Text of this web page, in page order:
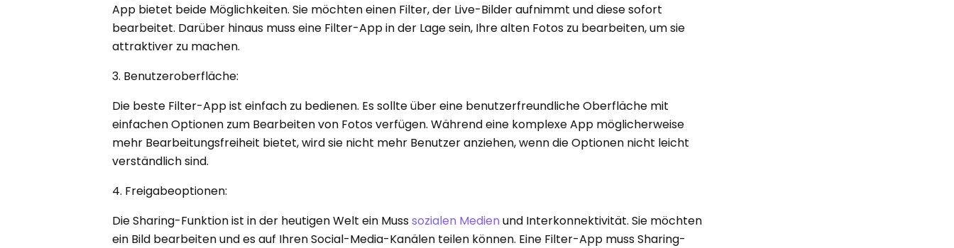
App bietet beide Möglichkeiten. Sie möchten einen Filter, der Live-Bilder aufnimmt und diese sofort
bearbeitet. Darüber hinaus muss eine Filter-App in der Lage sein, Ihre alten Fotos zu bearbeiten, um sie
attraktiver zu machen.
3. Benutzeroberfläche:
Die beste Filter-App ist einfach zu bedienen. Es sollte über eine benutzerfreundliche Oberfläche mit
einfachen Optionen zum Bearbeiten von Fotos verfügen. Während eine komplexe App möglicherweise
mehr Bearbeitungsfreiheit bietet, wird sie nicht mehr Benutzer anziehen, wenn die Optionen nicht leicht
verständlich sind.
4. Freigabeoptionen:
Die Sharing-Funktion ist in der heutigen Welt ein Musssozialen Medien und Interkonnektivität. Sie möchten
ein Bild bearbeiten und es auf Ihren Social-Media-Kanälen teilen können. Eine Filter-App muss Sharing-